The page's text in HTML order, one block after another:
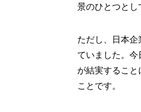
景のひとつとし
ただし、日本
ていました。
が結実するこ
ことです。